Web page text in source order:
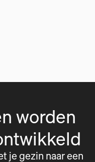
worden
je gezin naar een